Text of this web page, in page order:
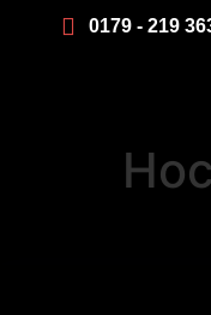
0179 - 219